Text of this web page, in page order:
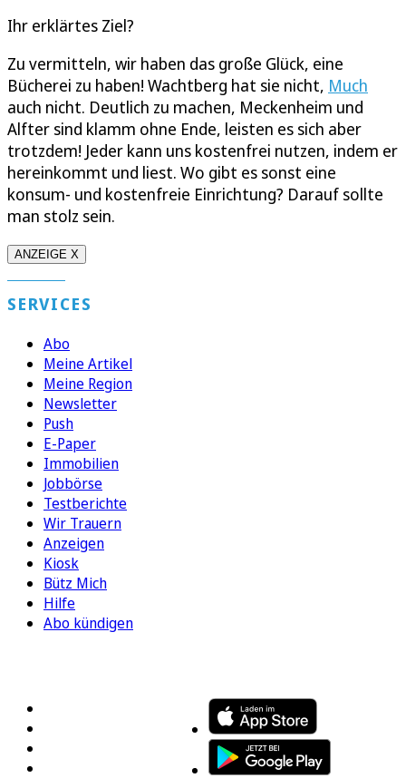
Ihr erklärtes Ziel?
Zu vermitteln, wir haben das große Glück, eine
Bücherei zu haben! Wachtberg hat sie nicht, Much
auch nicht. Deutlich zu machen, Meckenheim und
Alfter sind klamm ohne Ende, leisten es sich aber
trotzdem! Jeder kann uns kostenfrei nutzen, indem er
hereinkommt und liest. Wo gibt es sonst eine
konsum- und kostenfreie Einrichtung? Darauf sollte
man stolz sein.
ANZEIGE X
SERVICES
Abo
Meine Artikel
Meine Region
Newsletter
Push
E-Paper
Immobilien
Jobbörse
Testberichte
Wir Trauern
Anzeigen
Kiosk
Bütz Mich
Hilfe
Abo kündigen